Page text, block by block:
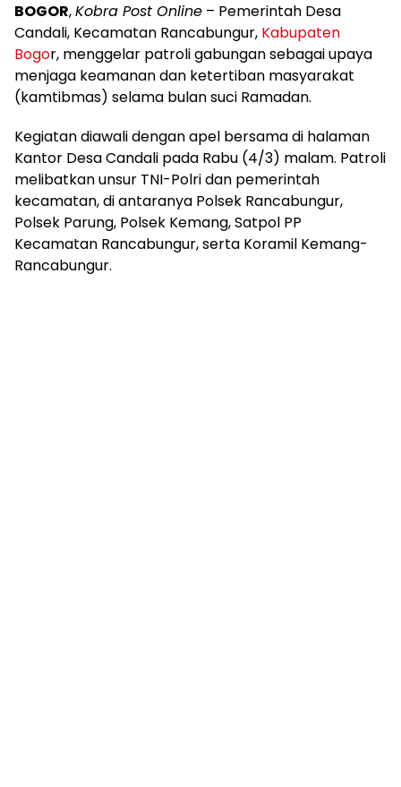
BOGOR,Kobra Post Online – Pemerintah Desa
Candali, Kecamatan Rancabungur, Kabupaten
Bogor, menggelar patroli gabungan sebagai upaya
menjaga keamanan dan ketertiban masyarakat
(kamtibmas) selama bulan suci Ramadan.
Kegiatan diawali dengan apel bersama di halaman
Kantor Desa Candali pada Rabu (4/3) malam. Patroli
melibatkan unsur TNI-Polri dan pemerintah
kecamatan, di antaranya Polsek Rancabungur,
Polsek Parung, Polsek Kemang, Satpol PP
Kecamatan Rancabungur, serta Koramil Kemang-
Rancabungur.